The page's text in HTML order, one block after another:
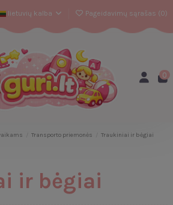
lietuvių kalba Pageidavimų sąrašas (0)
0
Transporto priemonės Traukiniai ir bėgiai
ir bėgiai